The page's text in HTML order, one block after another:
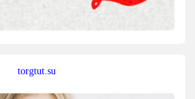
torgtut.su